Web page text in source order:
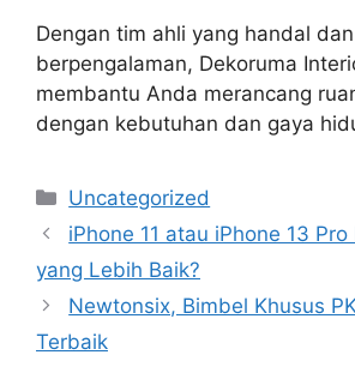
Dengan tim ahli yang handal dan
berpengalaman, Dekoruma
membantu Anda merancang
dengan kebutuhan dan gaya
Kategori
Uncategorized
iPhone 11 atau iPhone 13
yang Lebih Baik?
Newtonsix, Bimbel Khusus
Terbaik